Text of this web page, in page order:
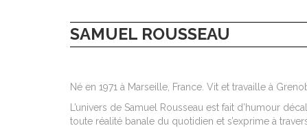
SAMUEL ROUSSEAU
Né en 1971 à Marseille, France. Vit et travaille à
L’univers de Samuel Rousseau est fait d’humour
toute réalité banale du quotidien et s’exprime à